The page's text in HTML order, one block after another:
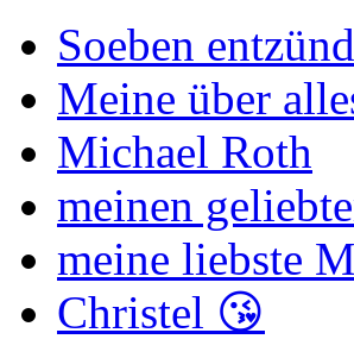
Soeben
Meine über
Michael Roth
meinen
meine liebste
Christel 😘